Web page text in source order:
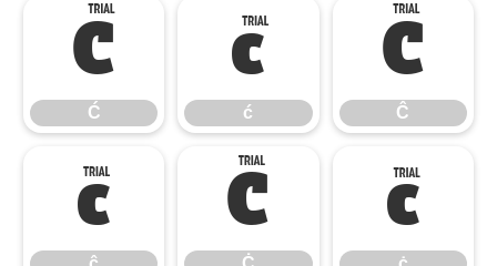
Ć
Ć
ć
ć
Ĉ
Ĉ
ĉ Ċ ċ